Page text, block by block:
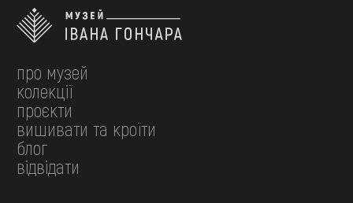
про музей
колекції
проєкти
вишивати та кроїти
блог
відвідати